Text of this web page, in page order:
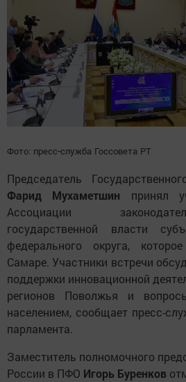
Фото: пресс-служба Госсовета РТ
Председатель
Фарид
Мухаметшин принял
Ассоциации
государственной власти
федерального округа,
Самаре. Участники встречи
поддержки инновационной
регионов Поволжья и
населением, сообщает пресс-
парламента.
Заместитель полномочного
России в ПФО Игорь Буренков